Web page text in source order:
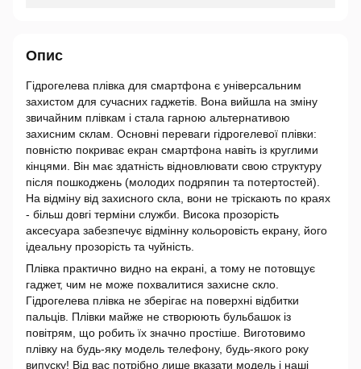
Опис
Гідрогелева плівка для смартфона є універсальним
захистом для сучасних гаджетів. Вона вийшла на зміну
звичайним плівкам і стала гарною альтернативою
захисним склам. Основні переваги гідрогелевої плівки:
повністю покриває екран смартфона навіть із круглими
кінцями. Він має здатність відновлювати свою структуру
після пошкоджень (молодих подряпин та потертостей).
На відміну від захисного скла, вони не тріскають по краях
- більш довгі терміни служби. Висока прозорість
аксесуара забезпечує відмінну кольоровість екрану, його
ідеальну прозорість та чуйність.
Плівка практично видно на екрані, а тому не потовщує
гаджет, чим не може похвалитися захисне скло.
Гідрогелева плівка не зберігає на поверхні відбитки
пальців. Плівки майже не створюють бульбашок із
повітрям, що робить їх значно простіше. Виготовимо
плівку на будь-яку модель телефону, будь-якого року
випуску! Від вас потрібно лише вказати модель і наші